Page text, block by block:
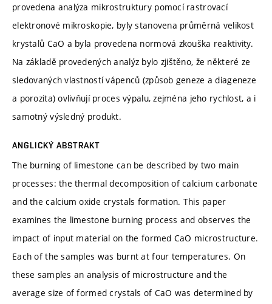
provedena analýza mikrostruktury pomocí rastrovací
elektronové mikroskopie, byly stanovena průměrná velikost
krystalů CaO a byla provedena normová zkouška reaktivity.
Na základě provedených analýz bylo zjištěno, že některé ze
sledovaných vlastností vápenců (způsob geneze a diageneze
a porozita) ovlivňují proces výpalu, zejména jeho rychlost, a i
samotný výsledný produkt.
ANGLICKÝ ABSTRAKT
The burning of limestone can be described by two main
processes: the thermal decomposition of calcium carbonate
and the calcium oxide crystals formation. This paper
examines the limestone burning process and observes the
impact of input material on the formed CaO microstructure.
Each of the samples was burnt at four temperatures. On
these samples an analysis of microstructure and the
average size of formed crystals of CaO was determined by